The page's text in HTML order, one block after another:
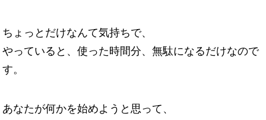
ちょっとだけなんて気持ちで、
やっていると、使った時間分、無駄になるだけなので
す。
あなたが何かを始めようと思って、